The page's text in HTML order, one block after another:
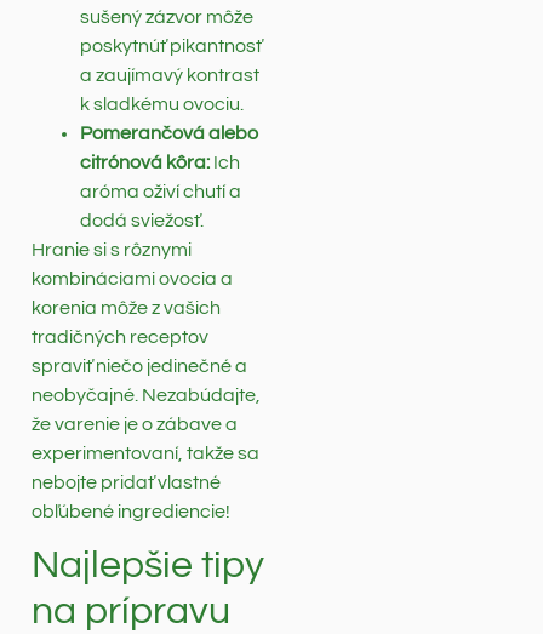
sušený zázvor môže
poskytnúť pikantnosť
a zaujímavý kontrast
k sladkému ovociu.
Pomerančová alebo
citrónová kôra: Ich
aróma oživí chutí a
dodá sviežosť.
Hranie si s rôznymi
kombináciami ovocia a
korenia môže z vašich
tradičných receptov
spraviť niečo jedinečné a
neobyčajné. Nezabúdajte,
že varenie je o zábave a
experimentovaní, takže sa
nebojte pridať vlastné
obľúbené ingrediencie!
Najlepšie tipy
na prípravu